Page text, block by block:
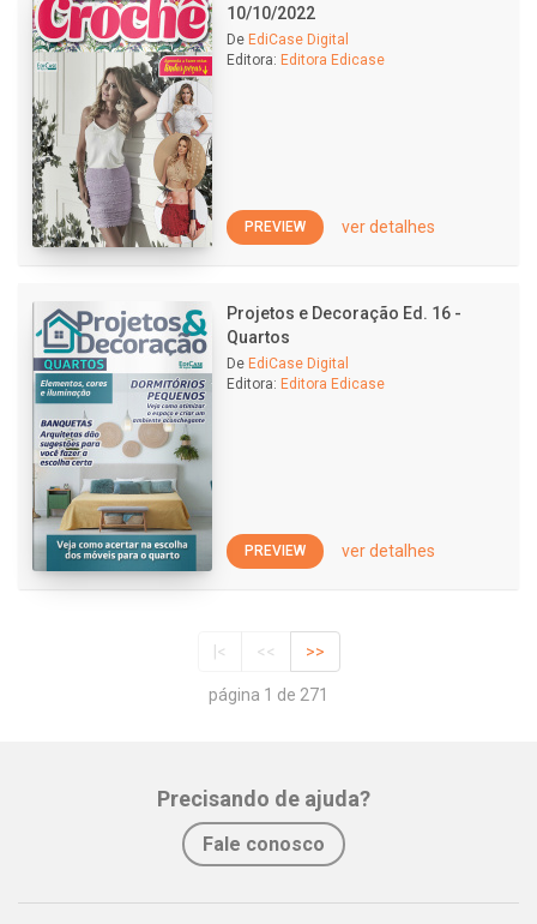
10/10/2022
De EdiCase Digital
Editora: Editora Edicase
PREVIEW ver detalhes
Projetos e Decoração Ed. 16 -
Quartos
De EdiCase Digital
Editora: Editora Edicase
PREVIEW ver detalhes
|< << >>
página 1 de 271
Precisando de ajuda?
Fale conosco